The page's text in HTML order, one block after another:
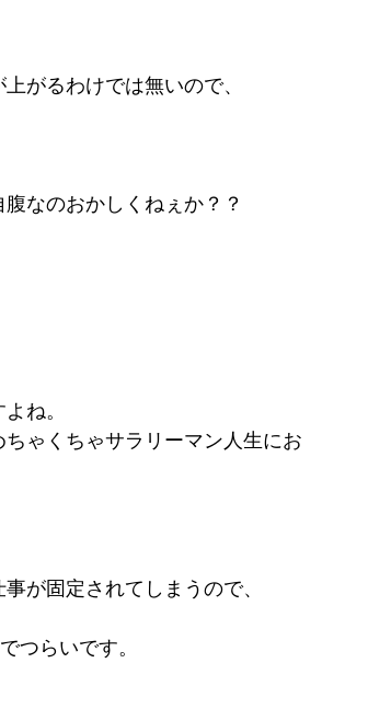
がるわけでは無いので、
なのおかしくねぇか？？
ね。
ゃくちゃサラリーマン人生にお
が固定されてしまうので、
つらいです。